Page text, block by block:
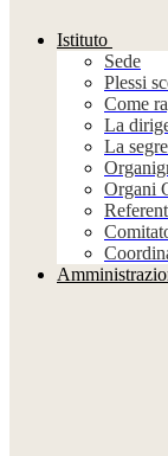
Istituto
Sede
Plessi
Come
La
La
Organi